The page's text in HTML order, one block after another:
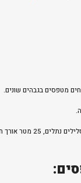
מטפסים בגבהים שונים.